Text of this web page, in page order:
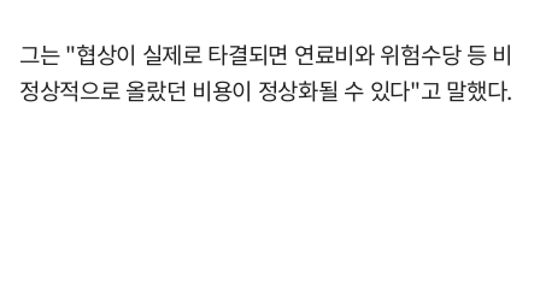
그는 "협상이 실제로 타결되면 연료비와 위험수당 등 비
정상적으로 올랐던 비용이 정상화될 수 있다"고 말했다.